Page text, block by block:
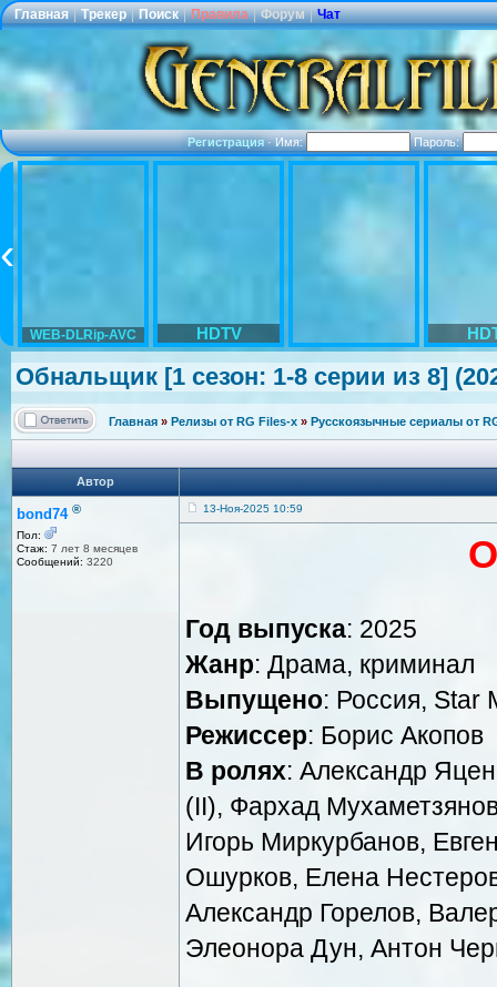
Главная | Трекер | Поиск | Правила | Форум | Чат
Регистрация·Имя: Пароль:
WEB-DLRip-AVC HDTV
Обнальщик [1 сезон: 1-8 серии из 8]
Главная » Релизы от RG Files-x » Русскоязычные сериалы от
Автор
bond74 ®
Пол:
Стаж: 7 лет 8 месяцев
Сообщений: 3220
13-Ноя-2025 10:59
Год выпуска: 2025
Жанр: Драма, криминал
Выпущено: Россия, Star
Режиссер: Борис Акопов
В ролях: Александр
(II), Фархад
Игорь Миркурбанов,
Ошурков, Елена
Александр Горелов,
Элеонора Дун, Антон